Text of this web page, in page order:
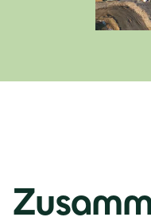
Italiano